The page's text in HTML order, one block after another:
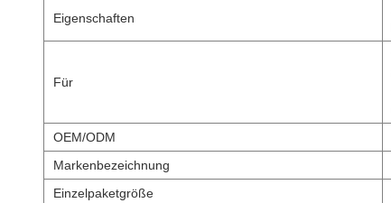
Eigenschaften
Für
OEM/ODM
Markenbezeichnung
Einzelpaketgröße